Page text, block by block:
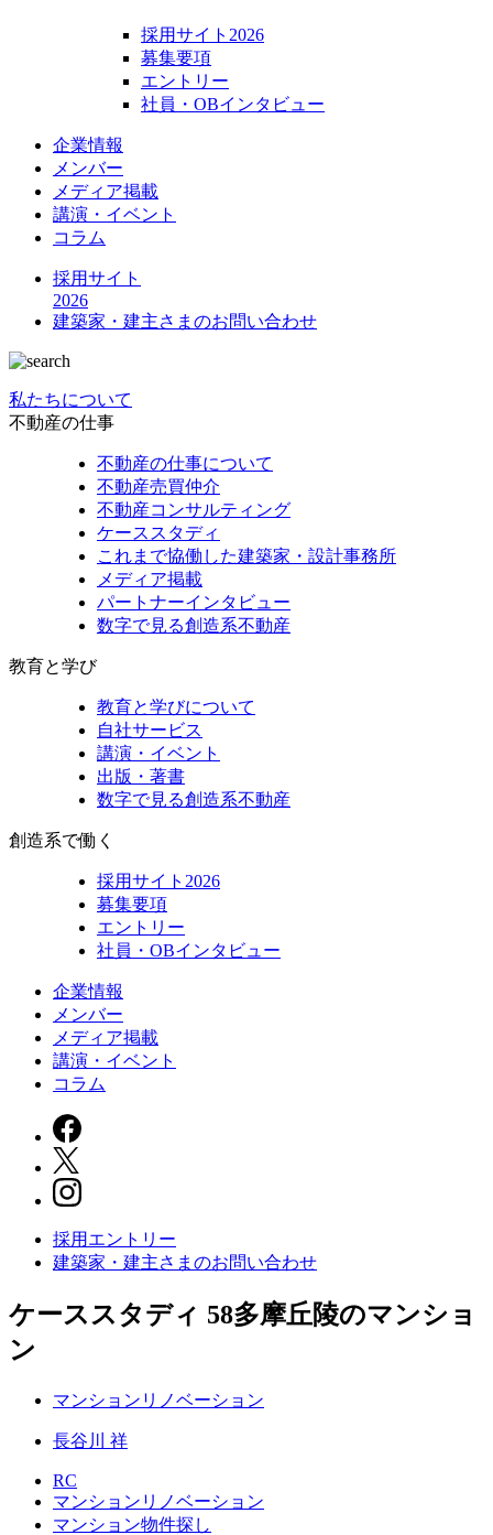
採用サイト2026
募集要項
エントリー
社員・OBインタビュー
企業情報
メンバー
メディア掲載
講演・イベント
コラム
採用サイト
2026
建築家・建主さまのお問い合わせ
私たちについて
不動産の仕事
不動産の仕事について
不動産売買仲介
不動産コンサルティング
ケーススタディ
これまで協働した建築家・設計事務所
メディア掲載
パートナーインタビュー
数字で見る創造系不動産
教育と学び
教育と学びについて
自社サービス
講演・イベント
出版・著書
数字で見る創造系不動産
創造系で働く
採用サイト2026
募集要項
エントリー
社員・OBインタビュー
企業情報
メンバー
メディア掲載
講演・イベント
コラム
採用エントリー
建築家・建主さまのお問い合わせ
ケーススタディ 58多摩丘陵のマンショ
ン
マンションリノベーション
長谷川 祥
RC
マンションリノベーション
マンション物件探し